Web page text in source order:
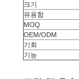
크기
유용함
MOQ
OEM/ODM
기회
기능